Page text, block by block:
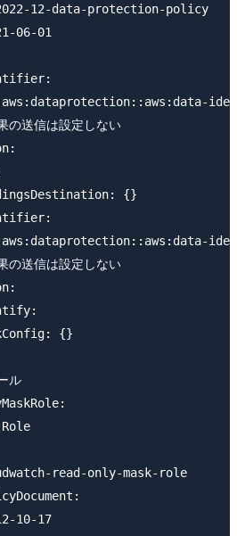
12-data-protection-policy
06-01
送信は設定しない
{}
送信は設定しない
{}
ル
read-only-mask-role
10-17